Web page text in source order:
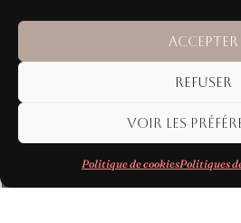
Accepter
Refuser
Voir les
Politique de cookiesPolitiques